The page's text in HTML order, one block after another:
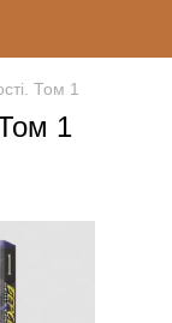
Том 1
1